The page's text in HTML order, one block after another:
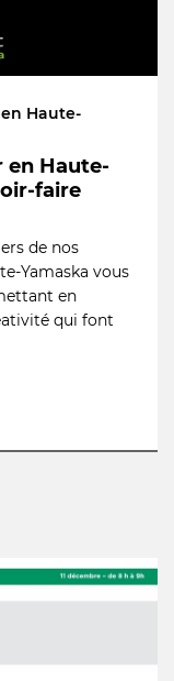
Haute-
Haute-
faire
de nos
Yamaska vous
en
qui font